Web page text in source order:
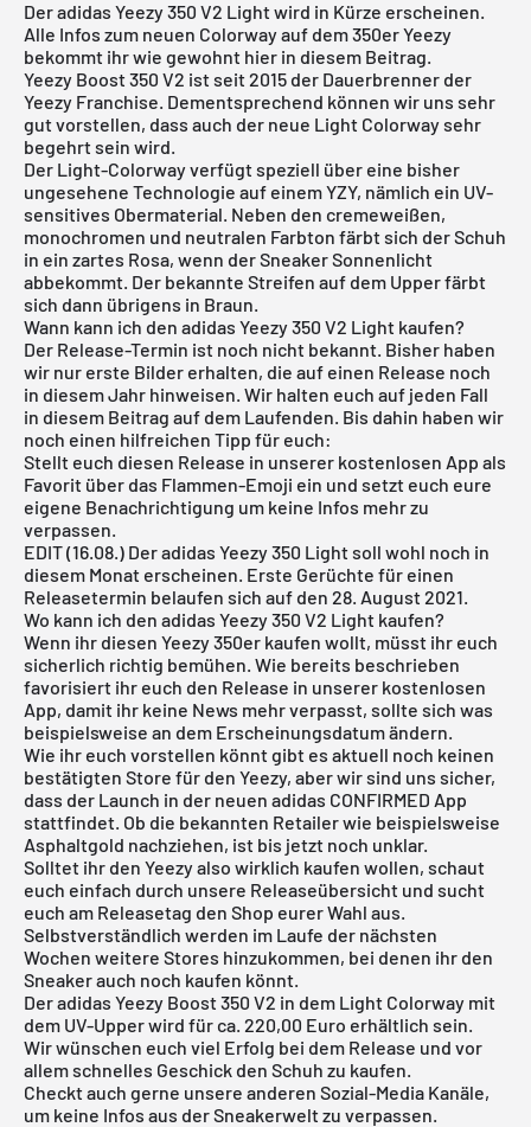
Der adidas Yeezy 350 V2 Light wird in Kürze erscheinen.
Alle Infos zum neuen Colorway auf dem350er Yeezy
bekommt ihr wie gewohnt hier in diesem Beitrag.
Yeezy Boost 350 V2 ist seit 2015 der Dauerbrenner der
Yeezy Franchise. Dementsprechend können wir uns sehr
gut vorstellen, dass auch der neue Light Colorway sehr
begehrt sein wird.
Der Light-Colorway verfügt speziell über eine bisher
ungesehene Technologie auf einem YZY, nämlich ein UV-
sensitives Obermaterial. Neben den cremeweißen,
monochromen und neutralen Farbton färbt sich der Schuh
in ein zartes Rosa, wenn der Sneaker Sonnenlicht
abbekommt. Der bekannte Streifen auf dem Upper färbt
sich dann übrigens in Braun.
Wann kann ich den adidas Yeezy 350 V2 Light kaufen?
Der Release-Termin ist noch nicht bekannt. Bisher haben
wir nur erste Bilder erhalten, die auf einen Release noch
in diesem Jahr hinweisen. Wir halten euch auf jeden Fall
in diesem Beitrag auf dem Laufenden. Bis dahin haben wir
noch einen hilfreichen Tipp für euch:
Stellt euch diesen Release in unserer kostenlosen App als
Favorit über das Flammen-Emoji ein und setzt euch eure
eigene Benachrichtigung um keine Infos mehr zu
verpassen.
EDIT (16.08.) Der adidas Yeezy 350 Light soll wohl noch in
diesem Monat erscheinen. Erste Gerüchte für einen
Releasetermin belaufen sich auf den 28. August 2021.
Wo kann ich den adidas Yeezy 350 V2 Light kaufen?
Wenn ihr diesen Yeezy 350er kaufen wollt, müsst ihr euch
sicherlich richtig bemühen. Wie bereits beschrieben
favorisiert ihr euch den Release in unserer kostenlosen
App, damit ihr keine News mehr verpasst, sollte sich was
beispielsweise an dem Erscheinungsdatum ändern.
Wie ihr euch vorstellen könnt gibt es aktuell noch keinen
bestätigten Store für den Yeezy, aber wir sind uns sicher,
dass der Launch in der neuen adidas CONFIRMED App
stattfindet. Ob die bekannten Retailer wie beispielsweise
Asphaltgold nachziehen, ist bis jetzt noch unklar.
Solltet ihr den Yeezyalso wirklich kaufen wollen, schaut
euch einfach durch unsere Releaseübersicht und sucht
euch am Releasetag den Shop eurer Wahl aus.
Selbstverständlich werden im Laufe der nächsten
Wochen weitere Stores hinzukommen, bei denen ihr den
Sneaker auch noch kaufen könnt.
Der adidas Yeezy Boost 350 V2 in dem Light Colorway mit
dem UV-Upper wird für ca. 220,00 Euro erhältlich sein.
Wir wünschen euch viel Erfolg bei dem Release und vor
allem schnelles Geschick den Schuh zu kaufen.
Checkt auch gerne unsere anderen Sozial-Media Kanäle,
um keine Infos aus der Sneakerwelt zu verpassen.